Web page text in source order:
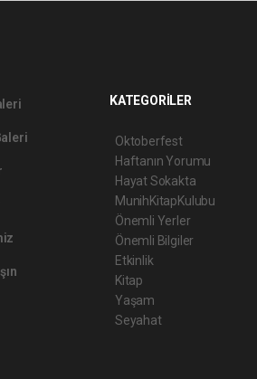
KATEGORİLER
Oktoberfest
Haftanın Yorumu
Hayat Sokakta
MunihKitapKulubu
Önemli Yerler
Önemli Bilgiler
Etkinlik
Kitap
Yaşam
Seyahat